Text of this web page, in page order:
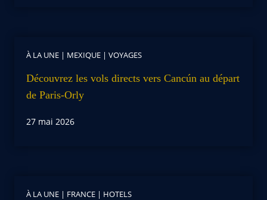
À LA UNE | MEXIQUE | VOYAGES
Découvrez les vols directs vers Cancún au départ
de Paris-Orly
27 mai 2026
À LA UNE | FRANCE | HOTELS